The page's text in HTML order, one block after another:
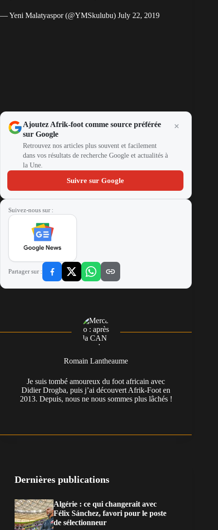
— Yeni Malatyaspor (@YMSkulubu) July 22, 2019
Ajoutez Afrik-foot comme source préférée
sur Google
Retrouvez nos articles plus souvent et facilement
dans vos résultats de recherche Google et actualités à
la Une.
Suivre sur Google
Suivez-nous sur :
Partager sur :
Romain Lantheaume
Je suis tombé amoureux du foot africain avec
Didier Drogba, puis j’ai découvert Afrik-Foot en
2013. Depuis, nous ne nous sommes plus lâchés !
Dernières publications
Algérie : ce qui changerait avec
Félix Sánchez, favori pour le poste
de sélectionneur